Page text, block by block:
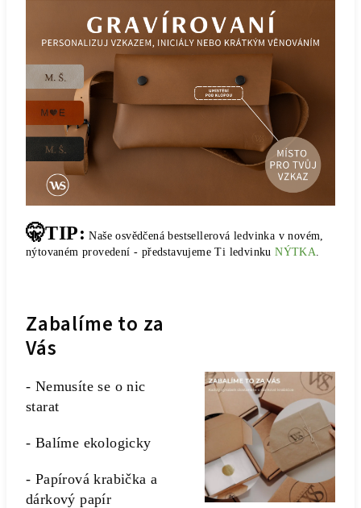
🤫TIP: Naše osvědčená bestsellerová ledvinka v novém,
nýtovaném provedení - představujeme Ti ledvinkuNÝTKA
Zabalíme to za
Vás
- Nemusíte se o nic
starat
- Balíme ekologicky
- Papírová krabička a
dárkový papír